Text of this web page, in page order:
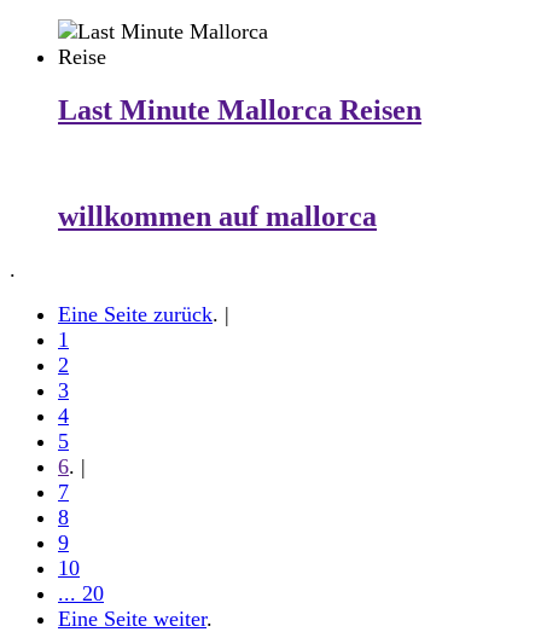
Last Minute Mallorca Reisen
willkommen auf mallorca
.
Eine Seite zurück. |
1
2
3
4
5
6. |
7
8
9
10
... 20
Eine Seite weiter.